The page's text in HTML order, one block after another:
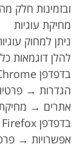
ובזמינות חלק
מחיקת עוגיות
ניתן למחוק
להלן דוגמאות
בדפדפן Chrome
אתרים → מחיקת
בדפדפן Firefox
אפשרויות →